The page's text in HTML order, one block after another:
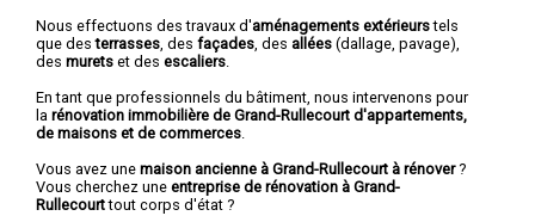
Nous effectuons des travaux d'aménagements extérieurstels
que desterrasses , des façades , des allées (dallage, pavage),
des murets et des escaliers
En tant que professionnels du bâtiment, nous intervenons pour
la rénovation immobilière de Grand-Rullecourt d'appartements,
de maisons et de commerces
Vous avez une maison ancienne à Grand-Rullecourt à rénover?
Vous cherchez une entreprise de rénovation à Grand-
Rullecourttout corps d'état ?